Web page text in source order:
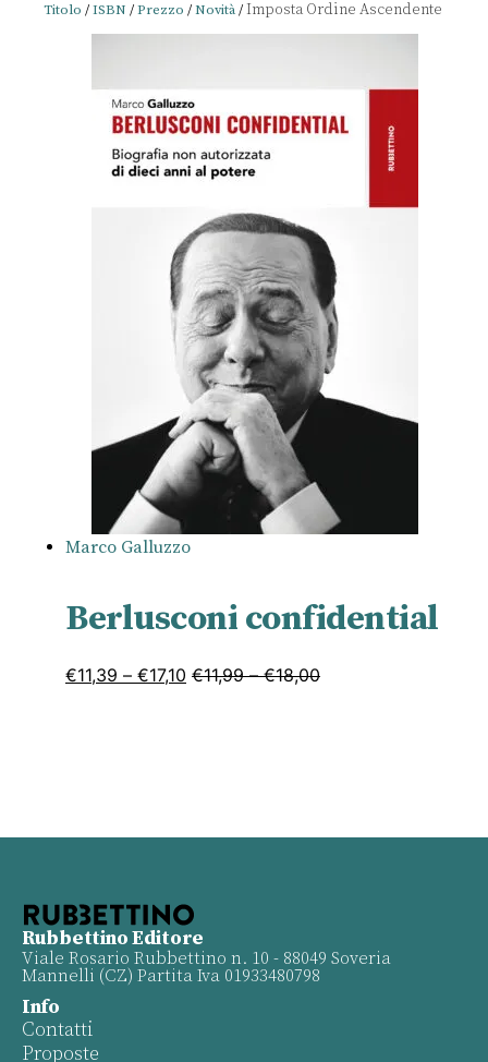
Titolo /ISBN /Prezzo /Novità/
Marco Galluzzo
Berlusconi confidential
€11,39 – €17,10 €11,99–€18,00
Rubbettino Editore
Viale Rosario Rubbettino n. 10 - 88049 Soveria
Mannelli (CZ) Partita Iva 01933480798
Info
Contatti
Proposte